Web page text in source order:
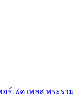
ร์เฟค เพลส พระราม